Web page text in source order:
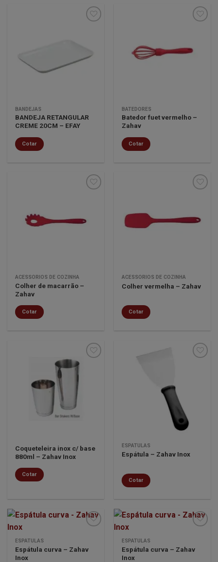
lista de
desejos
BANDEJAS
BANDEJA RETANGULAR
CREME 20CM – EFAY
Cotar
Minha
lista de
BATEDORES
Batedor fuet vermelho –
Zahav
Cotar
lista de
ACESSÓRIOS DE COZINHA
Colher de macarrão –
Zahav
Cotar
Minha
lista de
ACESSÓRIOS DE COZINHA
Colher vermelha – Zahav
Cotar
Minha
desejos
Coqueteleira inox c/ base
880ml – Zahav Inox
Cotar
desejos
ESPÁTULAS
Espátula – Zahav Inox
Cotar
Minha
ESPÁTULAS
Espátula curva – Zahav
Inox
Minha
ESPÁTULAS
Espátula curva – Zahav
Inox